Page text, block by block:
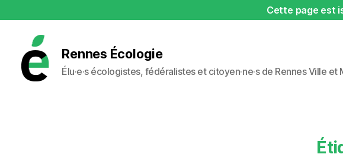
Cette page est
Rennes Écologie
Élu·e·s écologistes, fédéralistes et citoyen·ne·s de Rennes Ville